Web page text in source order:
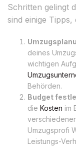
Schritten gelingt
sind einige
deines
wichtigen
Behörden.
Budget
die Kosten im
Umzugsprofi
Leistungs-